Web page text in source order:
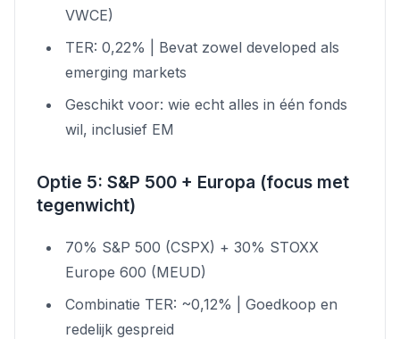
VWCE)
TER: 0,22% | Bevat zowel developed als
emerging markets
Geschikt voor: wie echt alles in één fonds
wil, inclusief EM
Optie 5: S&P 500 + Europa (focus met
tegenwicht)
70% S&P 500 (CSPX) + 30% STOXX
Europe 600 (MEUD)
Combinatie TER: ~0,12% | Goedkoop en
redelijk gespreid